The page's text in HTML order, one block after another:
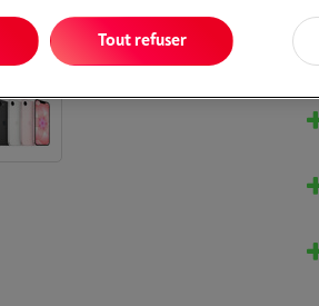
Tout refuser